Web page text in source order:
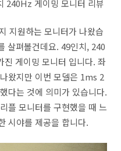
240Hz 게이밍 모니터 리뷰
지원하는 모니터가 나왔습
살펴볼건데요. 49인치, 240
게이밍 모니터 입니다. 좌
왔지만 이번 모델은 1ms 2
다는 것에 의미가 있습니다.
플 모니터를 구현했을 때 느
시야를 제공을 합니다.